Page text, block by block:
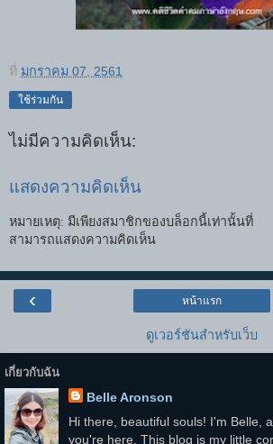
ที่ มกราคม 07, 2561
ใช้ร่วมกัน
ไม่มีความคิดเห็น:
แสดงความคิดเห็น
หมายเหตุ: มีเพียงสมาชิกของบล็อกนี้เท่านั้นที่
สามารถแสดงความคิดเห็น
‹ หน้าแรก
ดูเวอร์ชันสำหรับเว็บ
เกี่ยวกับฉัน
Belle Aronson
Hi there, beautiful souls! I'm Belle,
you're here. This blog is my little